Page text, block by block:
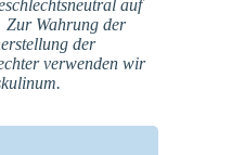
auf
Zur Wahrung der
der
verwenden wir